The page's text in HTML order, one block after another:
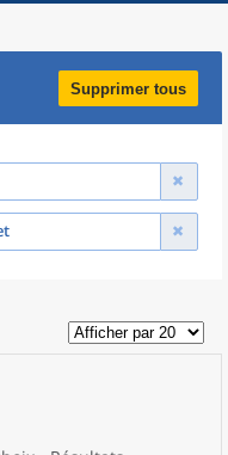
Supprimer tous